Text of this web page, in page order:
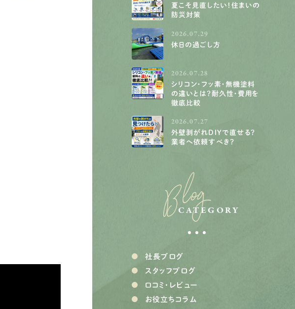
夏こそ見直したい！住まいの
防災対策
2026.07.29
休日の過ごし方
2026.07.28
シリコン・フッ素・無機塗料
の違いとは？耐久性・費用を
徹底比較
2026.07.27
外壁剥がれDIYで直せる？
業者へ依頼すべき？
Blog
CATEGORY
社長ブログ
スタッフブログ
口コミ・レビュー
お役立ちコラム